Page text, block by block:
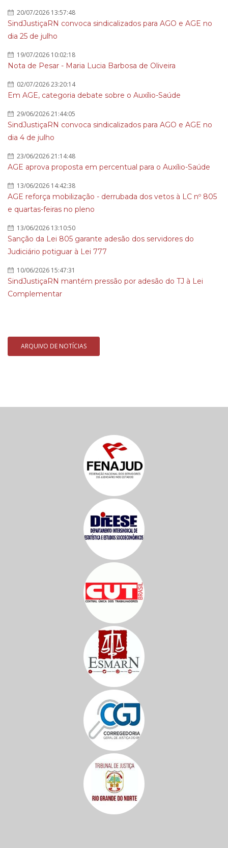
20/07/2026 13:57:48
SindJustiçaRN convoca sindicalizados para AGO e AGE no
dia 25 de julho
19/07/2026 10:02:18
Nota de Pesar - Maria Lucia Barbosa de Oliveira
02/07/2026 23:20:14
Em AGE, categoria debate sobre o Auxílio-Saúde
29/06/2026 21:44:05
SindJustiçaRN convoca sindicalizados para AGO e AGE no
dia 4 de julho
23/06/2026 21:14:48
AGE aprova proposta em percentual para o Auxílio-Saúde
13/06/2026 14:42:38
AGE reforça mobilização - derrubada dos vetos à LC nº 805
e quartas-feiras no pleno
13/06/2026 13:10:50
Sanção da Lei 805 garante adesão dos servidores do
Judiciário potiguar à Lei 777
10/06/2026 15:47:31
SindJustiçaRN mantém pressão por adesão do TJ à Lei
Complementar
ARQUIVO DE NOTÍCIAS